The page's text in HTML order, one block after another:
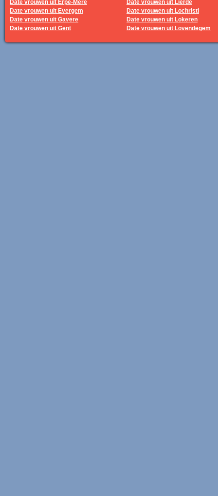
Date vrouwen uit Erpe-Mere
Date vrouwen uit Evergem
Date vrouwen uit Gavere
Date vrouwen uit Gent
Date vrouwen uit Lierde
Date vrouwen uit Lochristi
Date vrouwen uit Lokeren
Date vrouwen uit Lovendegem